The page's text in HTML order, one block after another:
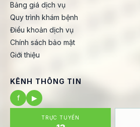
Bảng giá dịch vụ
Quy trình khám bệnh
Điều khoản dịch vụ
Chính sách bảo mật
Giới thiệu
KÊNH THÔNG TIN
f
▶
TRỰC TUYẾN